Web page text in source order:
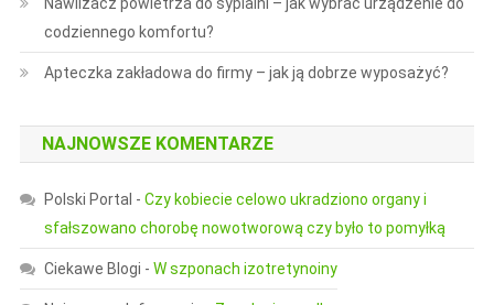
codziennego komfortu?
Apteczka zakładowa do firmy – jak ją dobrze wyposażyć?
NAJNOWSZE KOMENTARZE
Polski Portal - Czy kobiecie celowo ukradziono organy i
sfałszowano chorobę nowotworową czy było to pomyłką
Ciekawe Blogi - W szponach izotretynoiny